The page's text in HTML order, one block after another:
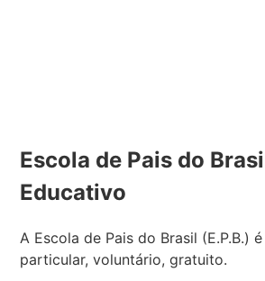
Escola de Pais do
Educativo
A Escola de Pais do Brasil (E.P.B.)
particular, voluntário, gratuito.